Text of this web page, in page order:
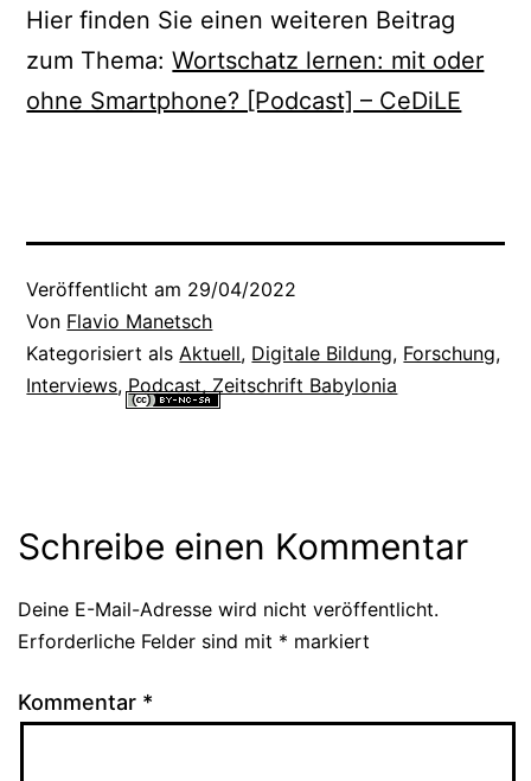
Hier finden Sie einen weiteren Beitrag
zum Thema:Wortschatz lernen: mit oder
ohne Smartphone? [Podcast] – CeDiLE
Veröffentlicht am 29/04/2022
Von Flavio Manetsch
Kategorisiert als Aktuell, Digitale Bildung, Forschung,
Interviews, Podcast, Zeitschrift Babylonia
Schreibe einen Kommentar
Deine E-Mail-Adresse wird nicht veröffentlicht.
Erforderliche Felder sind mit * markiert
Kommentar *
Alternative: